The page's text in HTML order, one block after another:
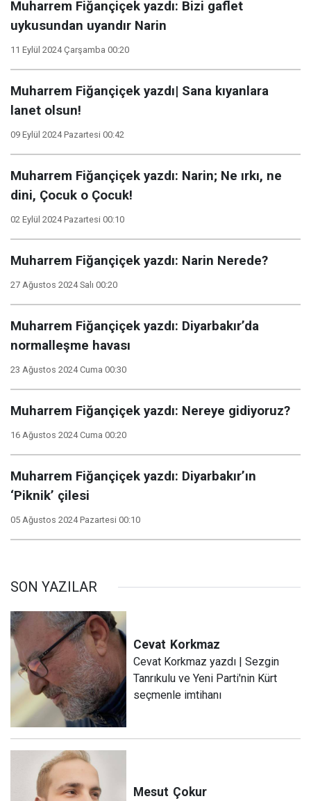
Muharrem Fiğançiçek yazdı: Bizi gaflet
uykusundan uyandır Narin
11 Eylül 2024 Çarşamba 00:20
Muharrem Fiğançiçek yazdı| Sana kıyanlara
lanet olsun!
09 Eylül 2024 Pazartesi 00:42
Muharrem Fiğançiçek yazdı: Narin; Ne ırkı, ne
dini, Çocuk o Çocuk!
02 Eylül 2024 Pazartesi 00:10
Muharrem Fiğançiçek yazdı: Narin Nerede?
27 Ağustos 2024 Salı 00:20
Muharrem Fiğançiçek yazdı: Diyarbakır’da
normalleşme havası
23 Ağustos 2024 Cuma 00:30
Muharrem Fiğançiçek yazdı: Nereye gidiyoruz?
16 Ağustos 2024 Cuma 00:20
Muharrem Fiğançiçek yazdı: Diyarbakır’ın
‘Piknik’ çilesi
05 Ağustos 2024 Pazartesi 00:10
SON YAZILAR
Cevat Korkmaz
Cevat Korkmaz yazdı | Sezgin
Tanrıkulu ve Yeni Parti'nin Kürt
seçmenle imtihanı
Mesut Çokur